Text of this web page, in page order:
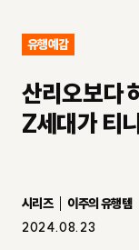
유행예감
산리오보다
Z세대가 티
시리즈
이주의 유행템
2024.08.23